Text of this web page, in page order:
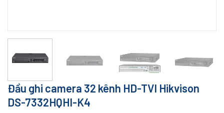
Đầu ghi camera 32 kênh HD-TVI Hikvison
DS-7332HQHI-K4